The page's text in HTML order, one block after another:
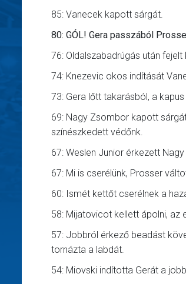
85: Vanecek kapott sárgát.
80: GÓL! Gera passzából
76: Oldalszabadrúgás után
74: Knezevic okos indítását
73: Gera lőtt takarásból, a
69: Nagy Zsombor kapott
színészkedett védőnk.
67: Weslen Junior érkezett
67: Mi is cserélünk, Prosser
60: Ismét kettőt cserélnek a
58: Mijatovicot kellett ápolni, az
57: Jobbról érkező beadást
tornázta a labdát.
54: Miovski indította Gerát a